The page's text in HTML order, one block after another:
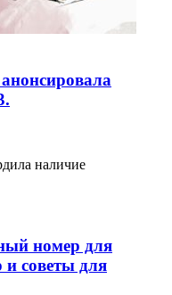
наличие
номер для
и советы для